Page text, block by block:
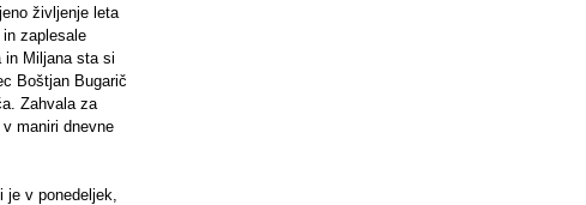
življenje leta
zaplesale
in Miljana sta si
Boštjan Bugarič
Zahvala za
maniri dnevne
je v ponedeljek,